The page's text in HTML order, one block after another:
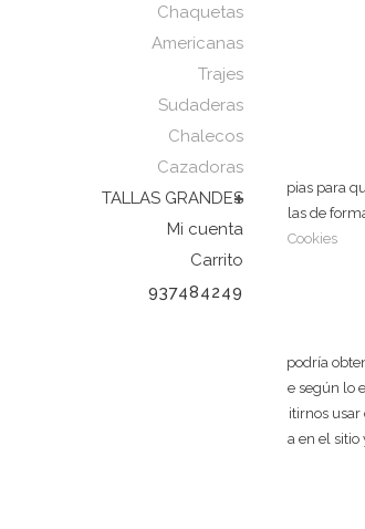
Chaquetas
Americanas
Trajes
Sudaderas
Chalecos
Cazadoras
TALLAS GRANDES
Mi cuenta
Carrito
937484249
En esta web utilizamos cookies técnicas propias para
cookies y, por lo tanto, aceptarlas o rechazarlas de
Configuración Política de Cookies
Cuando visita cualquier sitio web, el mismo podría
usa principalmente para que el sitio funcione según
la privacidad, usted puede escoger no permitirnos
tipos de cookies puede afectar su experiencia en el